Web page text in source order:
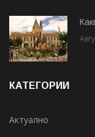
КАТЕГОРИИ
Актуално